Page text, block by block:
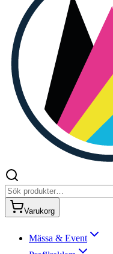
Varukorg
Mässa & Event